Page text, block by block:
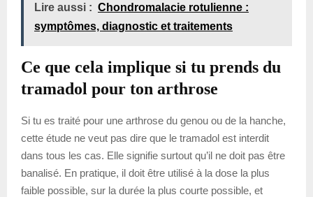
Lire aussi : Chondromalacie rotulienne :
symptômes, diagnostic et traitements
Ce que cela implique si tu prends du
tramadol pour ton arthrose
Si tu es traité pour une arthrose du genou ou de la hanche,
cette étude ne veut pas dire que le tramadol est interdit
dans tous les cas. Elle signifie surtout qu’il ne doit pas être
banalisé. En pratique, il doit être utilisé à la dose la plus
faible possible, sur la durée la plus courte possible, et